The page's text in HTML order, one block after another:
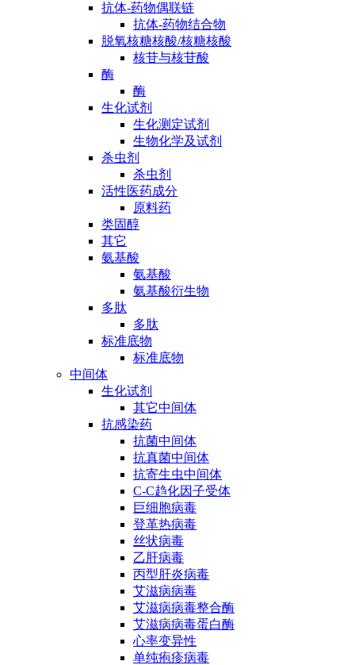
抗体-药物偶联链
抗体-药物结合物
脱氧核糖核酸/核糖核酸
核苷与核苷酸
酶
酶
生化试剂
生化测定试剂
生物化学及试剂
杀虫剂
杀虫剂
活性医药成分
原料药
类固醇
其它
氨基酸
氨基酸
氨基酸衍生物
多肽
多肽
标准底物
标准底物
中间体
生化试剂
其它中间体
抗感染药
抗菌中间体
抗真菌中间体
抗寄生虫中间体
C-C趋化因子受体
巨细胞病毒
登革热病毒
丝状病毒
乙肝病毒
丙型肝炎病毒
艾滋病病毒
艾滋病病毒整合酶
艾滋病病毒蛋白酶
心率变异性
单纯疱疹病毒